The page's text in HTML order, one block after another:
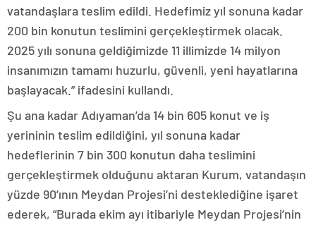
vatandaşlara teslim edildi. Hedefimiz yıl sonuna kadar
200 bin konutun teslimini gerçekleştirmek olacak.
2025 yılı sonuna geldiğimizde 11 illimizde 14 milyon
insanımızın tamamı huzurlu, güvenli, yeni hayatlarına
başlayacak.” ifadesini kullandı.
Şu ana kadar Adıyaman’da 14 bin 605 konut ve iş
yerininin teslim edildiğini, yıl sonuna kadar
hedeflerinin 7 bin 300 konutun daha teslimini
gerçekleştirmek olduğunu aktaran Kurum, vatandaşın
yüzde 90’ının Meydan Projesi’ni desteklediğine işaret
ederek, “Burada ekim ayı itibariyle Meydan Projesi’nin